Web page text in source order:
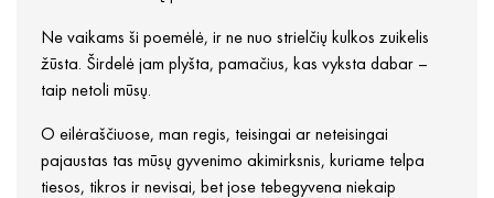
Ne vaikams ši poemėlė, ir ne nuo strielčių kulkos zuikelis
žūsta. Širdelė jam plyšta, pamačius, kas vyksta dabar –
taip netoli mūsų.
O eilėraščiuose, man regis, teisingai ar neteisingai
pajaustas tas mūsų gyvenimo akimirksnis, kuriame telpa
tiesos, tikros ir nevisai, bet jose tebegyvena niekaip